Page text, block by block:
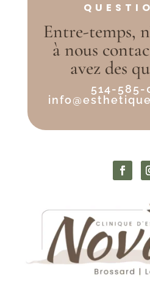
Entre-temps,
à nous
avez des
514-585-